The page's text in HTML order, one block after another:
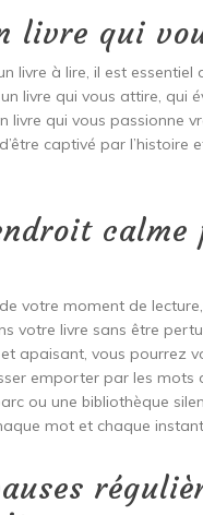
livre qui
livre à lire, il est
livre qui vous attire, qui
livre qui vous
captivé par l’histoire
votre moment de
votre livre sans être
apaisant, vous pourrez
emporter par les mots
ou une bibliothèque
mot et chaque